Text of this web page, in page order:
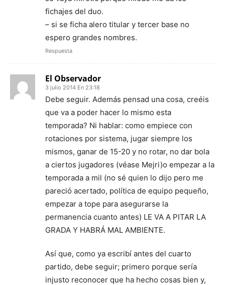
fichajes del duo.
– si se ficha alero titular y tercer base no
espero grandes nombres.
Respuesta
El Observador
3 julio 2014 En 23:18
Debe seguir. Además pensad una cosa, creéis
que va a poder hacer lo mismo esta
temporada? Ni hablar: como empiece con
rotaciones por sistema, jugar siempre los
mismos, ganar de 15-20 y no rotar, no dar bola
a ciertos jugadores (véase Mejri)o empezar a la
temporada a mil (no sé quien lo dijo pero me
pareció acertado, política de equipo pequeño,
empezar a tope para asegurarse la
permanencia cuanto antes) LE VA A PITAR LA
GRADA Y HABRÁ MAL AMBIENTE.
Así que, como ya escribí antes del cuarto
partido, debe seguir; primero porque sería
injusto reconocer que ha hecho cosas bien y,